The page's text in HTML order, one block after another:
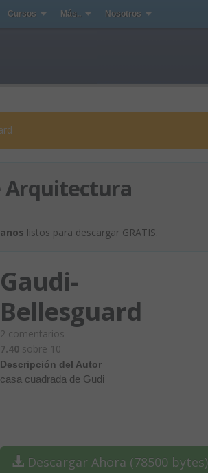
Cursos Más.. Nosotros
Arquitectura
listos para descargar GRATIS.
Gaudi-
Bellesguard
2 comentarios
7.40 sobre 10
Descripción del Autor
casa cuadrada de Gudi
Descargar Ahora (78500 bytes)